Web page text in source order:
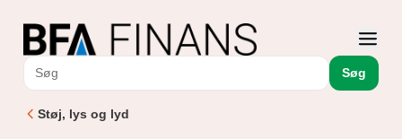
Søg
Støj, lys og lyd